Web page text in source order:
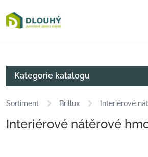
Dlouha.net
Kategorie katalogu
Sortiment Brillux Interiérové
Interiérové nátěrové